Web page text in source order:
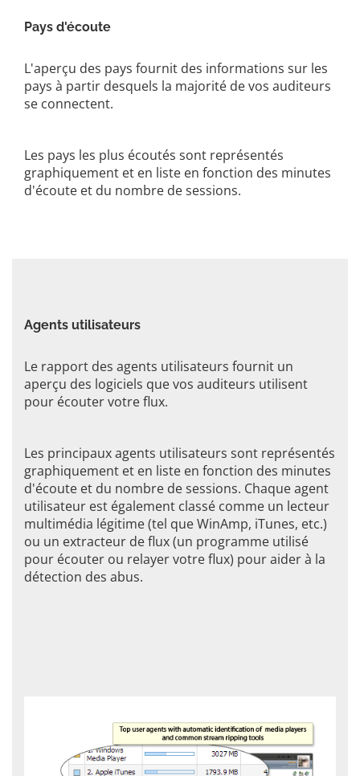
Pays d'écoute
L'aperçu des pays fournit des informations sur les
pays à partir desquels la majorité de vos auditeurs
se connectent.
Les pays les plus écoutés sont représentés
graphiquement et en liste en fonction des minutes
d'écoute et du nombre de sessions.
Agents utilisateurs
Le rapport des agents utilisateurs fournit un
aperçu des logiciels que vos auditeurs utilisent
pour écouter votre flux.
Les principaux agents utilisateurs sont représentés
graphiquement et en liste en fonction des minutes
d'écoute et du nombre de sessions. Chaque agent
utilisateur est également classé comme un lecteur
multimédia légitime (tel que WinAmp, iTunes, etc.)
ou un extracteur de flux (un programme utilisé
pour écouter ou relayer votre flux) pour aider à la
détection des abus.